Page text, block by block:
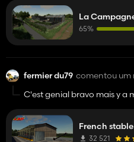
La
65%
fermier du79 comentou um
C'est genial bravo mais y a
French stable
32 521